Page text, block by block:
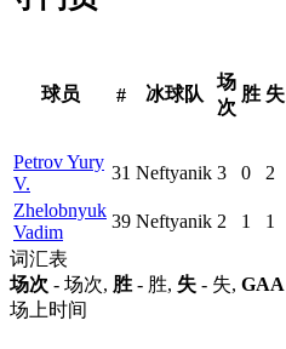
球员 # 冰球队
场
次
胜 失
Petrov Yury
V.
31 Neftyanik 3 0 2
Zhelobnyuk
Vadim
39 Neftyanik 2 1 1
词汇表
场次 - 场次, 胜 - 胜, 失 - 失, GAA
场上时间